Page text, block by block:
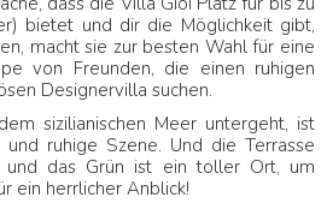
bietet und dir die Möglichkeit gibt,
macht sie zur besten Wahl für eine
von Freunden, die einen ruhigen
Designervilla suchen.
sizilianischen Meer untergeht, ist
ruhige Szene. Und die Terrasse
das Grün ist ein toller Ort, um
ein herrlicher Anblick!